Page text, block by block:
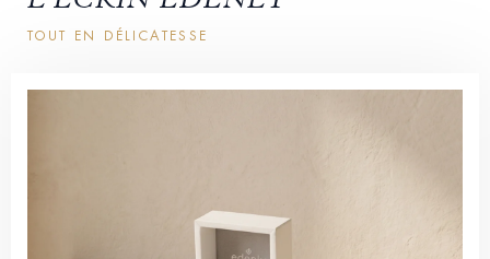
TOUT EN DÉLICATESSE